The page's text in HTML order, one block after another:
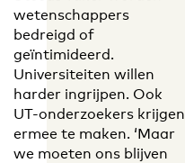
wetenschappers
bedreigd of
geïntimideerd.
Universiteiten willen
harder ingrijpen. Ook
UT-onderzoekers krijgen
ermee te maken. ‘Maar
we moeten ons blijven